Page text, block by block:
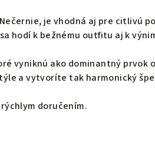
je vhodná aj pre citlivú
hodí k bežnému outfitu aj k
vyniknú ako dominantný prvok
a vytvoríte tak harmonický
doručením.